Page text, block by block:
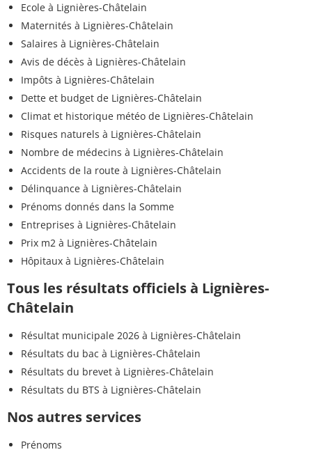
Ecole à Lignières-Châtelain
Maternités à Lignières-Châtelain
Salaires à Lignières-Châtelain
Avis de décès à Lignières-Châtelain
Impôts à Lignières-Châtelain
Dette et budget de Lignières-Châtelain
Climat et historique météo de Lignières-Châtelain
Risques naturels à Lignières-Châtelain
Nombre de médecins à Lignières-Châtelain
Accidents de la route à Lignières-Châtelain
Délinquance à Lignières-Châtelain
Prénoms donnés dans la Somme
Entreprises à Lignières-Châtelain
Prix m2 à Lignières-Châtelain
Hôpitaux à Lignières-Châtelain
Tous les résultats officiels à Lignières-
Châtelain
Résultat municipale 2026 à Lignières-Châtelain
Résultats du bac à Lignières-Châtelain
Résultats du brevet à Lignières-Châtelain
Résultats du BTS à Lignières-Châtelain
Nos autres services
Prénoms